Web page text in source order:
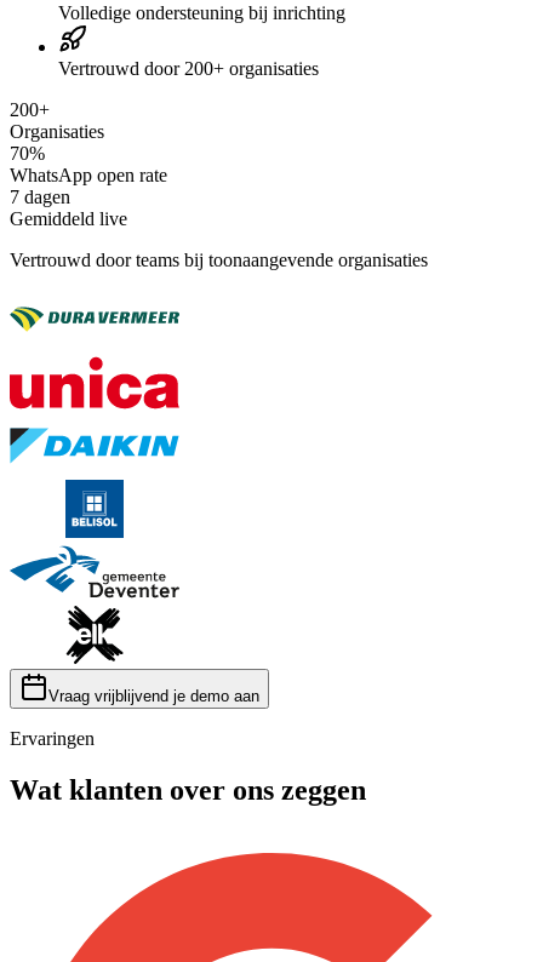
Volledige ondersteuning bij inrichting
Vertrouwd door 200+ organisaties
200+
Organisaties
70%
WhatsApp open rate
7 dagen
Gemiddeld live
Vertrouwd door teams bij toonaangevende organisaties
Vraag vrijblijvend je demo aan
Ervaringen
Wat klanten over ons zeggen